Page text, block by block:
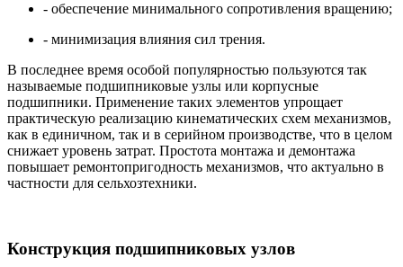
- обеспечение минимального сопротивления вращению;
- минимизация влияния сил трения.
В последнее время особой популярностью пользуются так
называемые подшипниковые узлы или корпусные
подшипники. Применение таких элементов упрощает
практическую реализацию кинематических схем механизмов,
как в единичном, так и в серийном производстве, что в целом
снижает уровень затрат. Простота монтажа и демонтажа
повышает ремонтопригодность механизмов, что актуально в
частности для сельхозтехники.
Конструкция подшипниковых узлов